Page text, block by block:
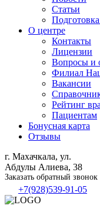
Статьи
О центре
Контакты
Лицензии
Вопросы и
Филиал
Вакансии
Рейтинг
Пациентам
Бонусная карта
Отзывы
г. Махачкала, ул.
Абдулы Алиева, 38
Заказать обратный звонок
+7(928)539-91-05